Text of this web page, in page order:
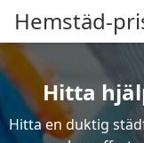
Hemstäd-
Hitta
Hitta en duktig